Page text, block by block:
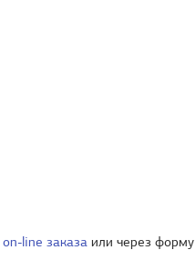
on-line заказа или через форму